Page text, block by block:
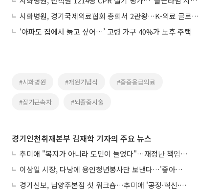
시화병원, 경기국제의료협회 총회서 2관왕…K-의료 글로벌 선도기관 입지 굳혔다
‘아파도 집에서 늙고 싶어…’ 고령 가구 40%가 노후 주택
#시화병원 #개원기념식 #중증응급의료
#장기근속자 #뇌졸중시술
경기인천취재본부 김재학 기자의 주요 뉴스
추미애 "복지가 아니라 도민이 늘었다"…재정난 책임론 정면돌파
이상일 시장, 다낭에 용인청년봉사단 보낸다…'좋아용 거리' 만든다
경기신보, 남양주본점 첫 워크숍…추미애 '공정·혁신·포용' 전면 반영